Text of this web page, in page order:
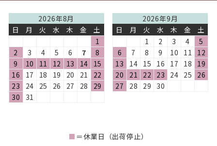
2026年8月
日
月 火 水 木 金
土
1
2
3 4 5 6 7
8
9
10 11 12 13 14
15
16
17 18 19 20 21
22
23
24 25 26 27 28
29
30
31
2026年9月
日
月 火 水 木 金
土
1
2 3 4
5
6
7 8 9 10 11
12
13
14 15 16 17 18
19
20
21 22 23 24 25
26
27
28 29 30
■ ＝休業日（出荷停止）